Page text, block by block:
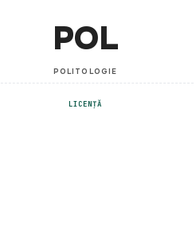
POL
POLITOLOGIE
LICENȚĂ